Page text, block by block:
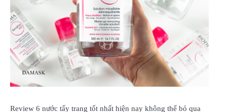
Review 6 nước tẩy trang tốt nhất hiện nay không thể bỏ qua